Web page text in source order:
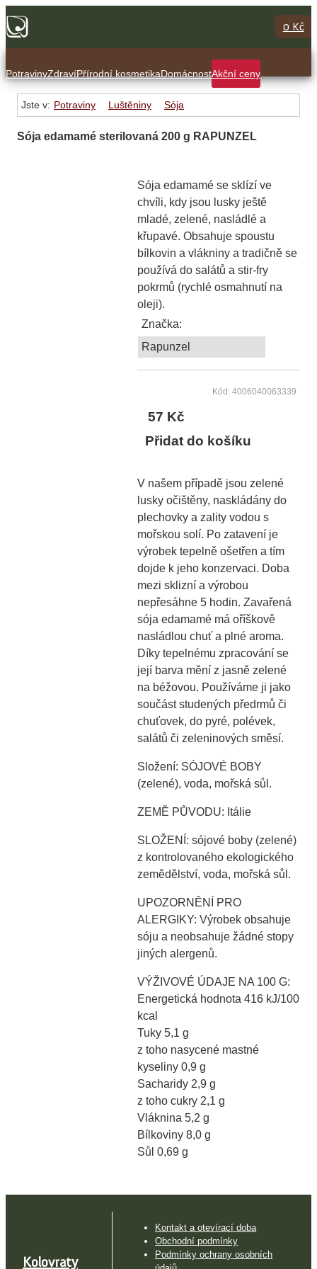
0 Kč
PotravinyZdravíPřírodní kosmetikaDomácnostAkční ceny
Jste v: Potraviny Luštěniny Sója
Sója edamamé sterilovaná 200 g RAPUNZEL
Sója edamamé se sklízí ve
chvíli, kdy jsou lusky ještě
mladé, zelené, nasládlé a
křupavé. Obsahuje spoustu
bílkovin a vlákniny a tradičně se
používá do salátů a stir-fry
pokrmů (rychlé osmahnutí na
oleji).
Značka:
Rapunzel
Kód: 4006040063339
57 Kč
Přidat do košíku
V našem případě jsou zelené
lusky očištěny, naskládány do
plechovky a zality vodou s
mořskou solí. Po zatavení je
výrobek tepelně ošetřen a tím
dojde k jeho konzervaci. Doba
mezi sklizní a výrobou
nepřesáhne 5 hodin. Zavařená
sója edamamé má oříškově
nasládlou chuť a plné aroma.
Díky tepelnému zpracování se
její barva mění z jasně zelené
na béžovou. Používáme ji jako
součást studených předrmů či
chuťovek, do pyré, polévek,
salátů či zeleninových směsí.
Složení: SÓJOVÉ BOBY
(zelené), voda, mořská sůl.
ZEMĚ PŮVODU: Itálie
SLOŽENÍ: sójové boby (zelené)
z kontrolovaného ekologického
zemědělství, voda, mořská sůl.
UPOZORNĚNÍ PRO
ALERGIKY: Výrobek obsahuje
sóju a neobsahuje žádné stopy
jiných alergenů.
VÝŽIVOVÉ ÚDAJE NA 100 G:
Energetická hodnota 416 kJ/100
kcal
Tuky 5,1 g
z toho nasycené mastné
kyseliny 0,9 g
Sacharidy 2,9 g
z toho cukry 2,1 g
Vláknina 5,2 g
Bílkoviny 8,0 g
Sůl 0,69 g
Kolovraty
Kontakt a otevírací doba
Obchodní podmínky
Podmínky ochrany osobních